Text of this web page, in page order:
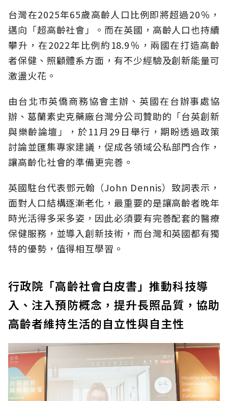
台灣在2025年65歲高齡人口比例即將超過20％，
邁向「超高齡社會」。而在英國，高齡人口也持續
攀升，在2022年比例約18.9％，兩國在打造高齡
者保健、照顧體系方面，有不少經驗及創新能量可
激盪火花。
由台北市英僑商務協會主辦、英國在台辦事處協
辦、葛蘭素史克藥廠台灣分公司贊助的「台英創新
與樂齡論壇」，於11月29日舉行，期盼透過政策
討論並匯集專家建議，促成各領域公私部門合作，
讓高齡化社會的準備更完善。
英國駐台代表鄧元翰（John Dennis）致詞表示，
面對人口結構逐漸老化，最重要的是讓高齡者晚年
時光活得多采多姿，因此必須要有完善配套的醫療
保健服務，並導入創新技術，而台灣和英國都有獨
特的優勢，值得相互學習。
行政院「高齡社會白皮書」推動科技導
入、注入預防概念，提升長照品質，協助
高齡者維持生活的自立性與自主性